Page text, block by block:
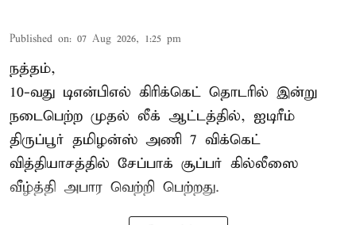
Published on: 07 Aug 2026, 1:25 pm
நத்தம்,
10-வது டிஎன்பிஎல் கிரிக்கெட் தொடரில் இன்று
நடைபெற்ற முதல் லீக் ஆட்டத்தில், ஐடிரீம்
திருப்பூர் தமிழன்ஸ் அணி 7 விக்கெட்
வித்தியாசத்தில் சேப்பாக் சூப்பர் கில்லீஸை
வீழ்த்தி அபார வெற்றி பெற்றது.